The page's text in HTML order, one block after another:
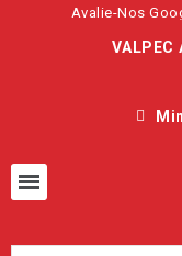
Avalie-Nos
VALPEC